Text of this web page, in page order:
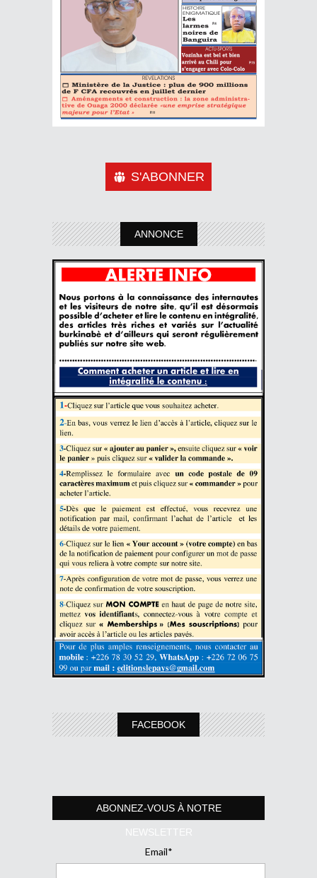
S'ABONNER
ANNONCE
FACEBOOK
ABONNEZ-VOUS À NOTRE
NEWSLETTER
Email*